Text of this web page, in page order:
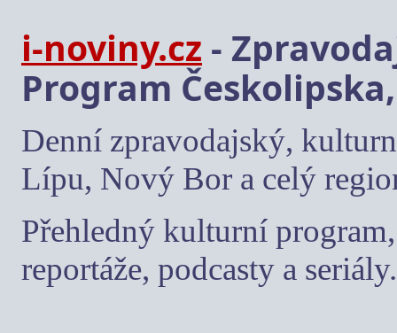
i-noviny.cz -
Program
Denní zpravodajský,
Lípu, Nový Bor a celý
Přehledný kulturní
reportáže, podcasty a seriály.